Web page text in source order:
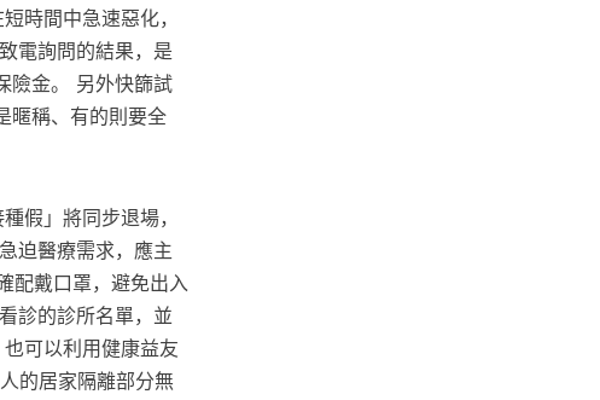
時間中急速惡化，
電詢問的結果，是
險金。 另外快篩試
暱稱、有的則要全
假」將同步退場，
迫醫療需求，應主
配戴口罩，避免出入
診的診所名單，並
可以利用健康益友
的居家隔離部分無